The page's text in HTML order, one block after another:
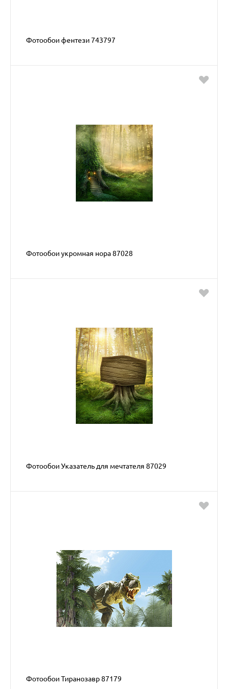
Фотообои фентези 743797
Фотообои укромная нора 87028
Фотообои Указатель для мечтателя 87029
Фотообои Тиранозавр 87179